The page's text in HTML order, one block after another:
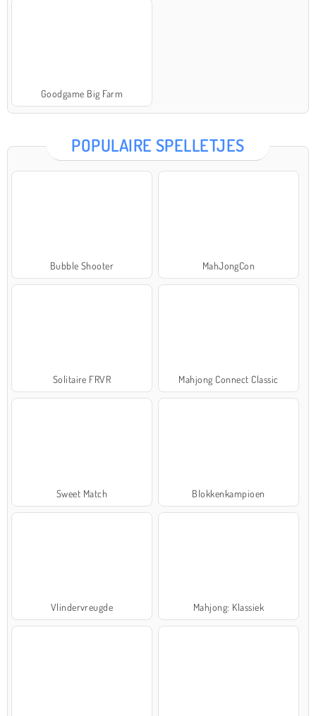
Goodgame Big Farm
POPULAIRE SPELLETJES
Bubble Shooter MahJongCon
Solitaire FRVR Mahjong Connect Classic
Sweet Match Blokkenkampioen
Vlindervreugde Mahjong: Klassiek